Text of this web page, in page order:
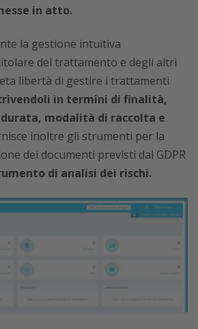
in atto.
la gestione intuitiva
del trattamento e degli altri
libertà di gestire i trattamenti
in termini di finalità,
modalità di raccolta e
inoltre gli strumenti per la
dei documenti previsti dal GDPR
di analisi dei rischi.